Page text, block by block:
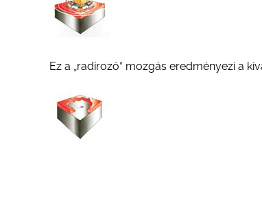
Ez a „radírozó” mozgás eredményezi a